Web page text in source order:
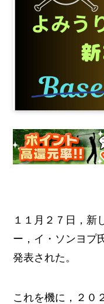
１１月２７日，新
ー，イ・ソンヨプ
発表された。
これを機に，２０